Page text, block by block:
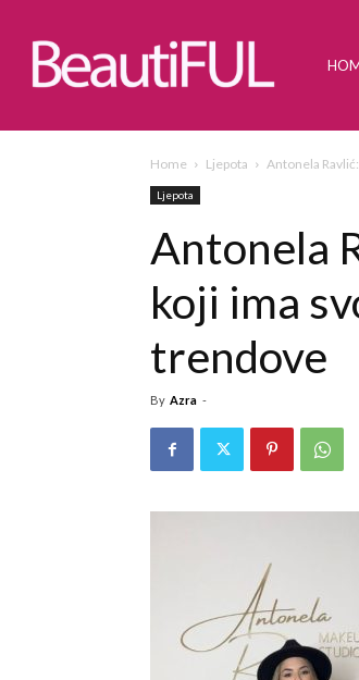
Home Ljepota Antonela
Ljepota
Antonela
koji ima
trendove
By Azra -